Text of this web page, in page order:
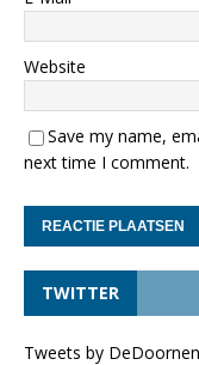
Website
Save my name,
next time I comment.
TWITTER
Tweets by